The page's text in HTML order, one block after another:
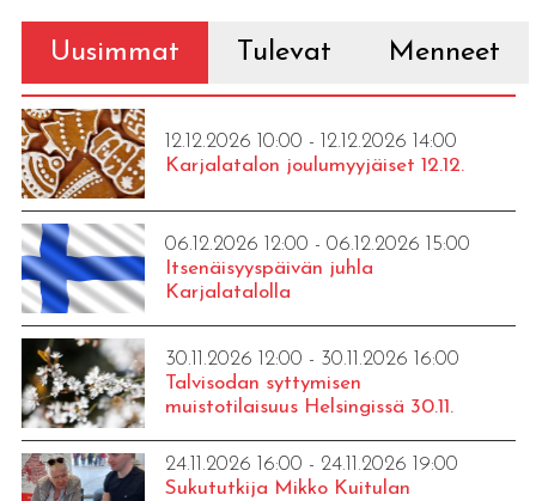
Uusimmat Tulevat Menneet
12.12.2026 10:00 - 12.12.2026 14:00
Karjalatalon joulumyyjäiset 12.12.
06.12.2026 12:00 - 06.12.2026 15:00
Itsenäisyyspäivän juhla
Karjalatalolla
30.11.2026 12:00 - 30.11.2026 16:00
Talvisodan syttymisen
muistotilaisuus Helsingissä 30.11.
24.11.2026 16:00 - 24.11.2026 19:00
Sukututkija Mikko Kuitulan